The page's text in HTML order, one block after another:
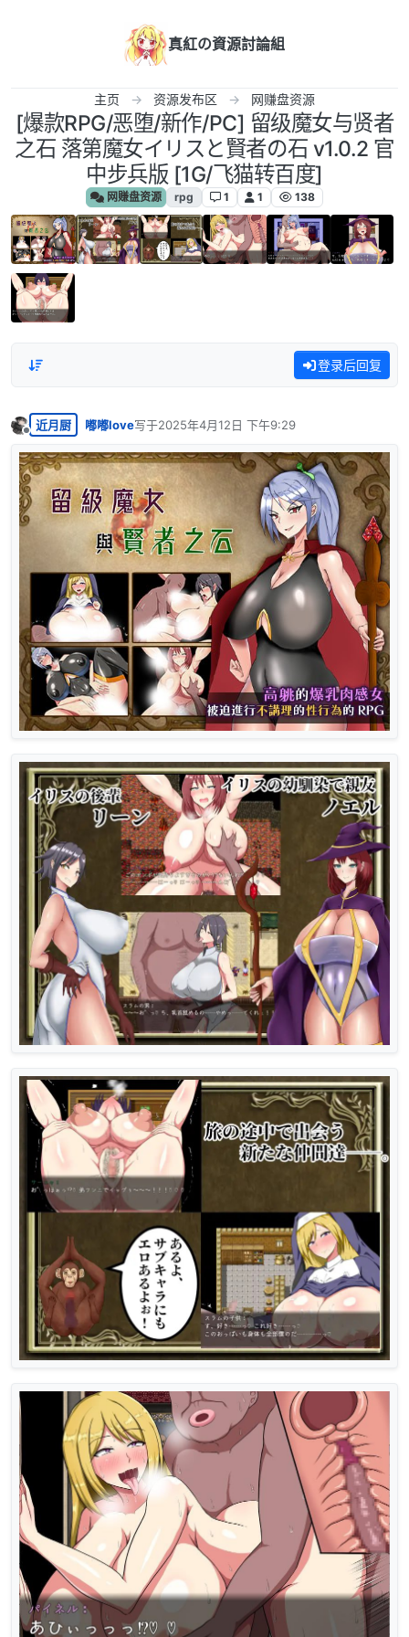
真紅の資源討論組
主页 资源发布区 网赚盘资源
[爆款RPG/恶堕/新作/PC] 留级魔女与贤者
之石 落第魔女イリスと賢者の石 v1.0.2 官
中步兵版 [1G/飞猫转百度]
网赚盘资源 rpg 1 1 138
登录后回复
离线
近月厨 嘟嘟love写于2025年4月12日 下午9:29
最后由 编辑